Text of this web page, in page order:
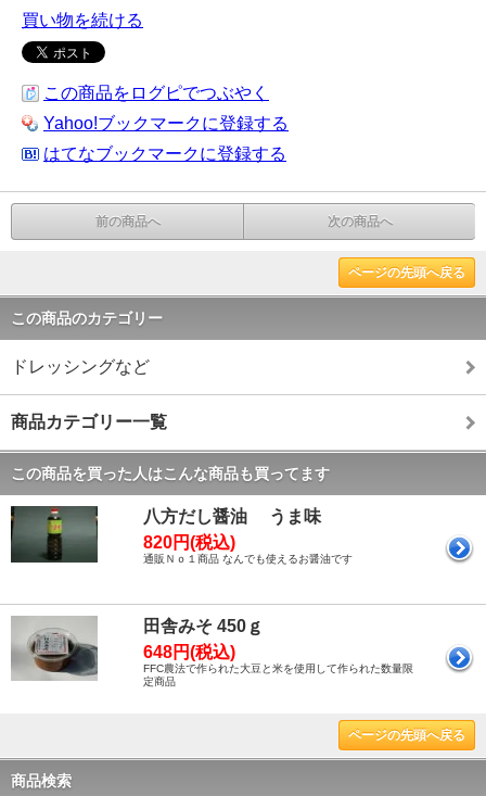
買い物を続ける
この商品をログピでつぶやく
Yahoo!ブックマークに登録する
はてなブックマークに登録する
前の商品へ 次の商品へ
ページの先頭へ戻る
この商品のカテゴリー
ドレッシングなど
商品カテゴリー一覧
この商品を買った人はこんな商品も買ってます
八方だし醤油 うま味
820円(税込)
通販Ｎｏ１商品 なんでも使えるお醤油です
田舎みそ 450ｇ
648円(税込)
FFC農法で作られた大豆と米を使用して作られた数量限
定商品
ページの先頭へ戻る
商品検索